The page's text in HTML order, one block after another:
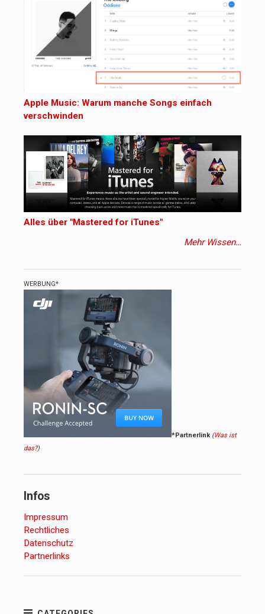
Apple Music: Warum manche Songs einfach
verschwinden
Alles über "Mastered for iTunes"
Mehr Wissen…
WERBUNG*
*Partnerlink (Was ist
das?)
Infos
Impressum
Rechtliches
Datenschutz
Partnerlinks